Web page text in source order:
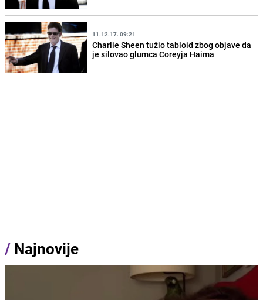
11.12.17. 09:21
Charlie Sheen tužio tabloid zbog objave da
je silovao glumca Coreyja Haima
/ Najnovije